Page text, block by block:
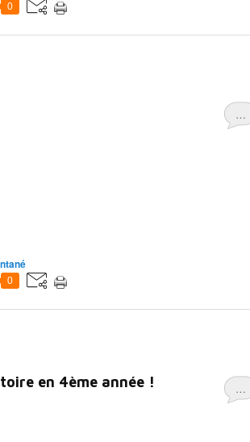
0
…
0
…
en 4ème année !